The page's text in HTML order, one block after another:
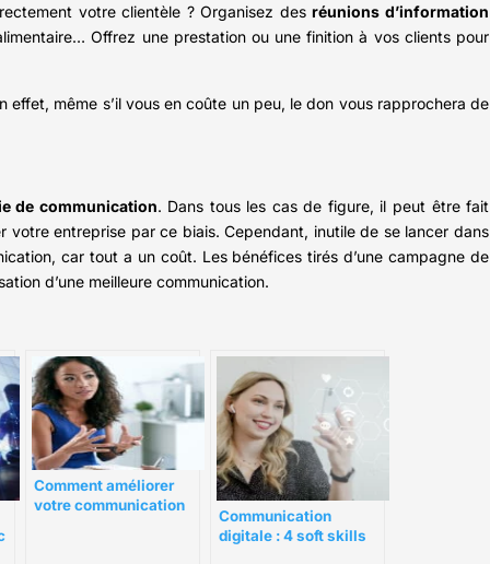
votre clientèle ? Organisez desréunions d’information
Offrez une prestation ou une finition à vos clients pour
même s’il vous en coûte un peu, le don vous rapprochera de
de communication. Dans tous les cas de figure, il peut être fait
entreprise par ce biais. Cependant, inutile de se lancer dans
car tout a un coût. Les bénéfices tirés d’une campagne de
d’une meilleure communication.
Comment améliorer
votre communication
Communication
digitale : 4 soft skills